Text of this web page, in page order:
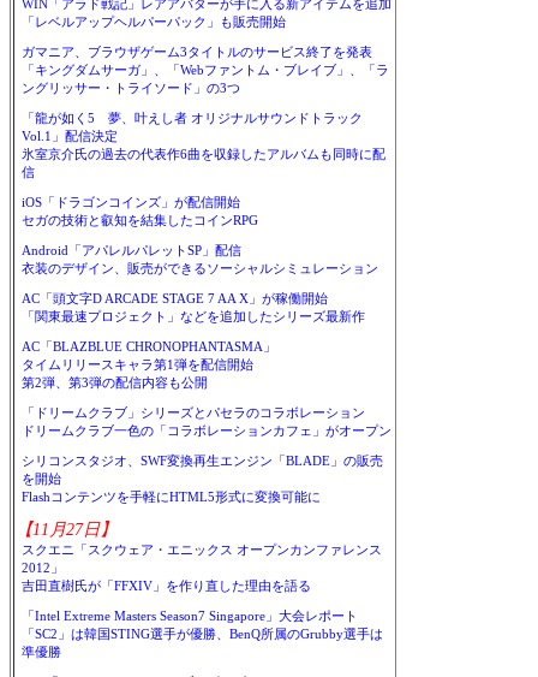
WIN「アラド戦記」レアアバターが手に入る新アイテムを追加
「レベルアップヘルパーパック」も販売開始
ガマニア、ブラウザゲーム3タイトルのサービス終了を発表
「キングダムサーガ」、「Webファントム・ブレイブ」、「ラ
ングリッサー・トライソード」の3つ
「龍が如く5 夢、叶えし者 オリジナルサウンドトラック
Vol.1」配信決定
氷室京介氏の過去の代表作6曲を収録したアルバムも同時に配
信
iOS「ドラゴンコインズ」が配信開始
セガの技術と叡知を結集したコインRPG
Android「アパレルパレットSP」配信
衣装のデザイン、販売ができるソーシャルシミュレーション
AC「頭文字D ARCADE STAGE 7 AA X」が稼働開始
「関東最速プロジェクト」などを追加したシリーズ最新作
AC「BLAZBLUE CHRONOPHANTASMA」
タイムリリースキャラ第1弾を配信開始
第2弾、第3弾の配信内容も公開
「ドリームクラブ」シリーズとパセラのコラボレーション
ドリームクラブ一色の「コラボレーションカフェ」がオープン
シリコンスタジオ、SWF変換再生エンジン「BLADE」の販売
を開始
Flashコンテンツを手軽にHTML5形式に変換可能に
【11月27日】
スクエニ「スクウェア・エニックス オープンカンファレンス
2012」
吉田直樹氏が「FFXIV」を作り直した理由を語る
「Intel Extreme Masters Season7 Singapore」大会レポート
「SC2」は韓国STING選手が優勝、BenQ所属のGrubby選手は
準優勝